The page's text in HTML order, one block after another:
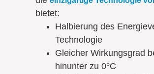
bietet:
Halbierung des
Technologie
Gleicher Wirkungsgrad
hinunter zu 0°C